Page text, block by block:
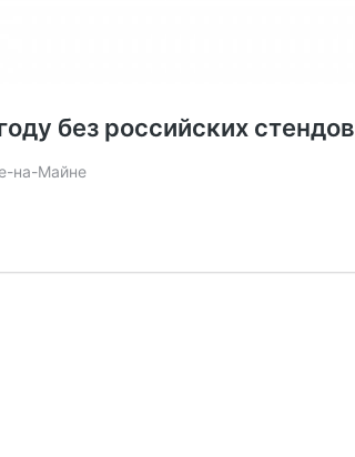
без российских стендов
на-Майне